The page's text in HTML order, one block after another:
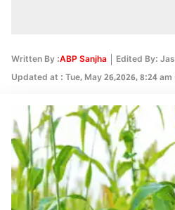
Written By :ABP Sanjha
Edited By:
Updated at : Tue, May 26,2026, 8:24 am